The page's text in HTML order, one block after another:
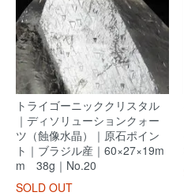
トライゴーニッククリスタル
｜ディソリューションクォー
ツ（蝕像水晶）｜原石ポイン
ト｜ブラジル産｜60×27×19m
m 38g｜No.20
SOLD OUT